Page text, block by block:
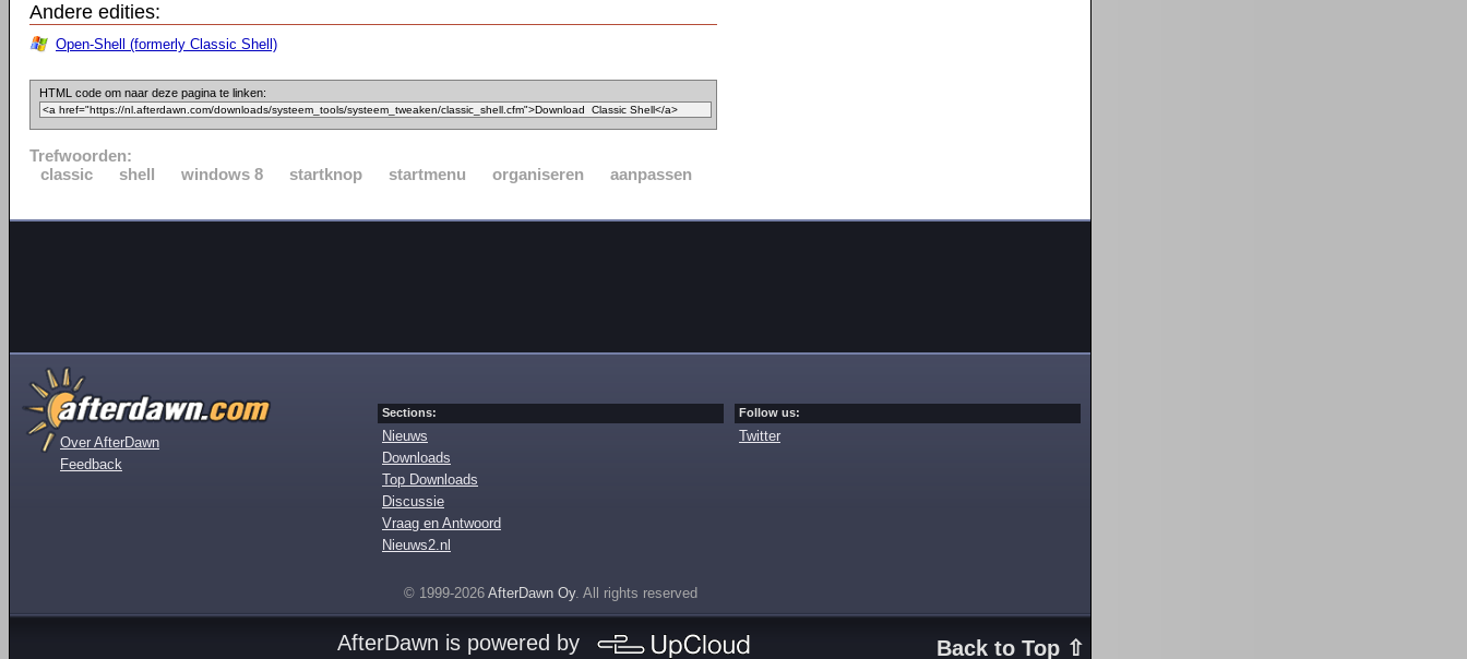
Andere edities:
Open-Shell (formerly Classic Shell)
HTML code om naar deze pagina te linken:
Trefwoorden:
classic
shell windows 8 startknop startmenu organiseren aanpassen
Over AfterDawn
Feedback
Sections:
Nieuws
Downloads
Top Downloads
Discussie
Vraag en Antwoord
Nieuws2.nl
Follow us:
Twitter
© 1999-2026 AfterDawn Oy. All rights reserved
Back to Top ⇧
AfterDawn is powered by